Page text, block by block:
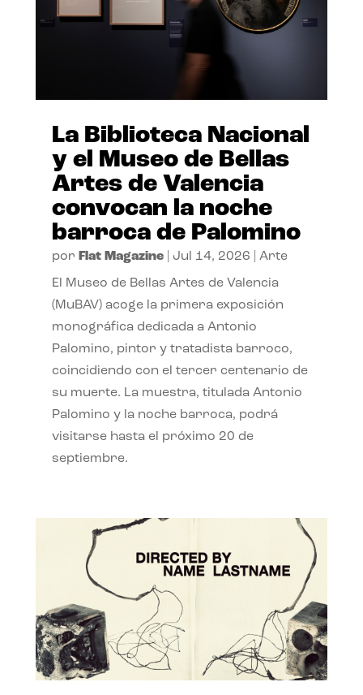
La Biblioteca Nacional
y el Museo de Bellas
Artes de Valencia
convocan la noche
barroca de Palomino
por Flat Magazine| Jul 14, 2026 Arte
El Museo de Bellas Artes de Valencia
(MuBAV) acoge la primera exposición
monográfica dedicada a Antonio
Palomino, pintor y tratadista barroco,
coincidiendo con el tercer centenario de
su muerte. La muestra, titulada Antonio
Palomino y la noche barroca, podrá
visitarse hasta el próximo 20 de
septiembre.